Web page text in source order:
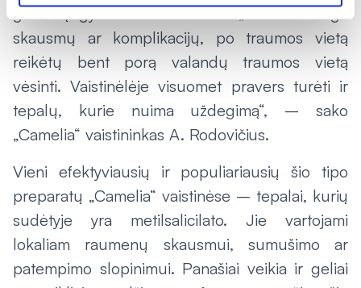
galima įsigyti visose vaistinėse. „Norint išvengti
skausmų ar komplikacijų, po traumos vietą
reikėtų bent porą valandų traumos vietą
vėsinti. Vaistinėlėje visuomet pravers turėti ir
tepalų, kurie nuima uždegimą“, – sako
„Camelia“ vaistininkas A. Rodovičius.
Vieni efektyviausių ir populiariausių šio tipo
preparatų „Camelia“ vaistinėse – tepalai, kurių
sudėtyje yra metilsalicilato. Jie vartojami
lokaliam raumenų skausmui, sumušimo ar
patempimo slopinimui. Panašiai veikia ir geliai